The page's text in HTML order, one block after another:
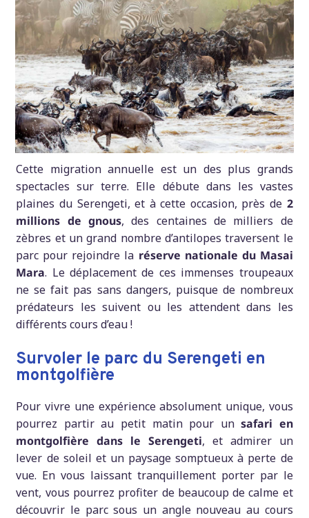
Cette migration annuelle est un des plus grands
spectacles sur terre. Elle débute dans les vastes
plaines du Serengeti, et à cette occasion, près de 2
millions de gnous, des centaines de milliers de
zèbres et un grand nombre d’antilopes traversent le
parc pour rejoindre la réserve nationale du Masai
Mara. Le déplacement de ces immenses troupeaux
ne se fait pas sans dangers, puisque de nombreux
prédateurs les suivent ou les attendent dans les
différents cours d’eau !
Survoler le parc du Serengeti en
montgolfière
Pour vivre une expérience absolument unique, vous
pourrez partir au petit matin pour unsafari en
montgolfière dans le Serengeti, et admirer un
lever de soleil et un paysage somptueux à perte de
vue. En vous laissant tranquillement porter par le
vent, vous pourrez profiter de beaucoup de calme et
découvrir le parc sous un angle nouveau au cours